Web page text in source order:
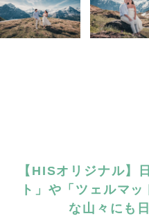
【HISオリジナル】
ト」や「ツェルマ
な山々にも